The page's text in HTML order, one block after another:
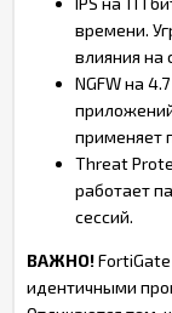
времени.
влияния на
NGFW на
применяет
Threat
работает
сессий.
ВАЖНО!
идентичными